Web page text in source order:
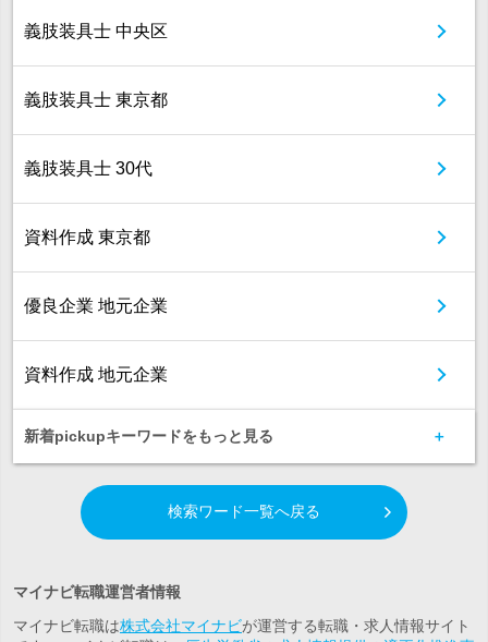
義肢装具士 中央区
義肢装具士 東京都
義肢装具士 30代
資料作成 東京都
優良企業 地元企業
資料作成 地元企業
新着pickupキーワードをもっと見る
検索ワード一覧へ戻る
マイナビ転職運営者情報
マイナビ転職は株式会社マイナビが運営する転職・求人情報サイト